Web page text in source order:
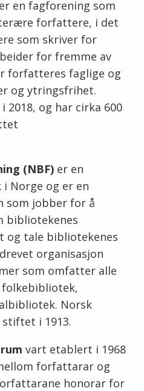
er en fagforening som
forfattere, i det
som skriver for
for fremme av
forfatteres faglige og
og ytringsfrihet.
og har cirka 600
(NBF) er en
Norge og er en
som jobber for å
bibliotekenes
og tale bibliotekenes
organisasjon
som omfatter alle
Norsk
i 1913.
vart etablert i 1968
forfattarar og
honorar for